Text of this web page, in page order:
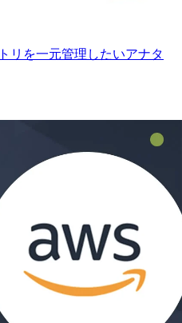
リを一元管理したいアナタ